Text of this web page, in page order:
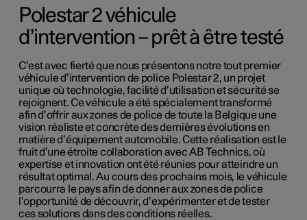
Polestar 2 véhicule
d’intervention – prêt à être testé
C’est avec fierté que nous présentons notre tout premier
véhicule d’intervention de police Polestar 2, un projet
unique où technologie, facilité d’utilisation et sécurité se
rejoignent. Ce véhicule a été spécialement transformé
afin d’offrir aux zones de police de toute la Belgique une
vision réaliste et concrète des dernières évolutions en
matière d’équipement automobile. Cette réalisation est le
fruit d’une étroite collaboration avec AB Technics, où
expertise et innovation ont été réunies pour atteindre un
résultat optimal. Au cours des prochains mois, le véhicule
parcourra le pays afin de donner aux zones de police
l’opportunité de découvrir, d’expérimenter et de tester
ces solutions dans des conditions réelles.